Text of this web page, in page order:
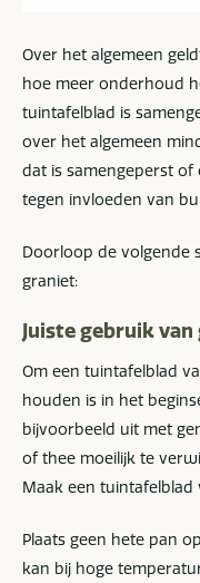
Over het algemeen
hoe meer onderhoud
tuintafelblad is
over het algemeen
dat is samengeperst
tegen invloeden van
Doorloop de volgende
graniet:
Juiste gebruik
Om een tuintafelblad
houden is in het
bijvoorbeeld uit met
of thee moeilijk te
Maak een tuintafelblad
Plaats geen hete pan
kan bij hoge